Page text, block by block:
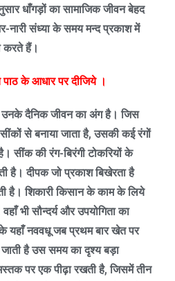
धाँगड़ों का सामाजिक जीवन बेहद
नारी संध्या के समय मन्द प्रकाश में
करते हैं।
के आधार पर दीजिये ।
दैनिक जीवन का अंग है। जिस
से बनाया जाता है,उसकी कई रंगों
है। सींक की रंग-बिरंगी टोकरियों के
है। दीपक जो प्रकाश बिखेरता है
है। शिकारी किसान के काम के लिये
वहाँ भी सौन्दर्य और उपयोगिता का
यहाँ नववधू जब प्रथम बार खेत पर
है उस समय का दृश्य बड़ा
पर एक पीढ़ा रखती है,जिसमें तीन